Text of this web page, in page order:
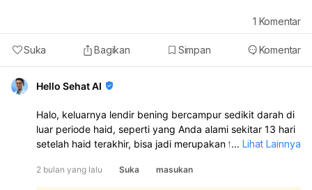
Suka Bagikan Simpan Komentar
1 Komentar
Hello Sehat AI
Halo, keluarnya lendir bening bercampur sedikit darah di
luar periode haid, seperti yang Anda alami sekitar 13 hari
setelah haid terakhir, bisa jadi merupakan flek ovulasi
wanita mengalami bercak darah ringan di tengah siklus
... Lihat Lainnya
2 bulan yang lalu Suka masukan